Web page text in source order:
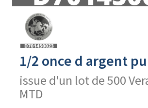
produit
1/2 once d argent
issue d'un lot de 500
MTD